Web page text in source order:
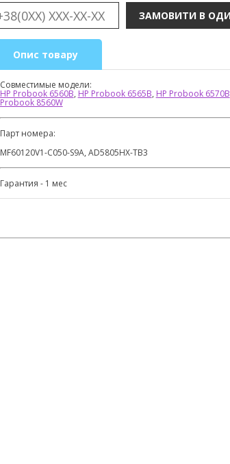
Опис товару
Совместимые модели:
HP Probook 6560B, HP Probook 6565B, HP Probook 6570B
Probook 8560W
Парт номера:
MF60120V1-C050-S9A, AD5805HX-TB3
Гарантия - 1 мес